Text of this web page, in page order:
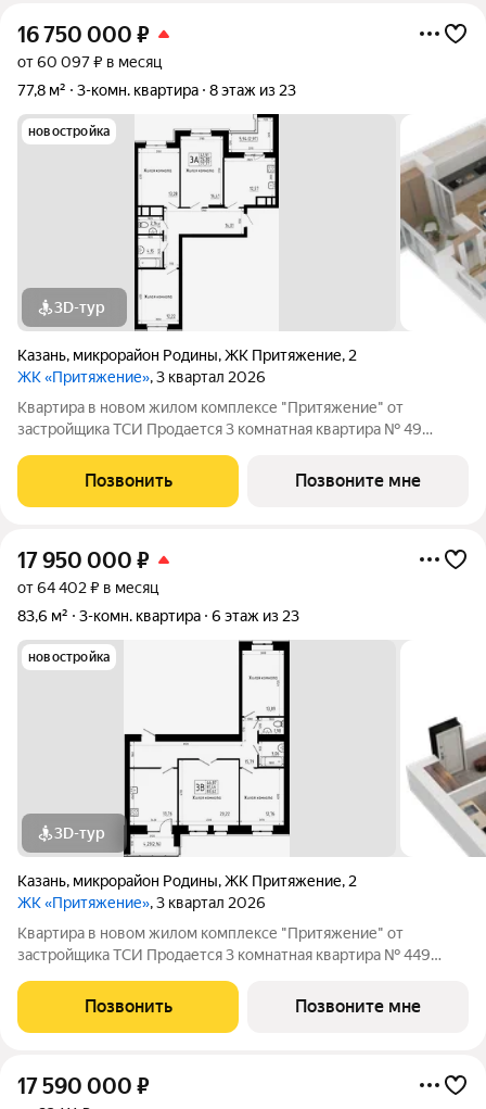
16 750 000 ₽
от 60 097 ₽ в месяц
77,8 м²
3-комн. квартира 8 этаж из 23
новостройка
3D-тур
Казань, микрорайон Родины,ЖК Притяжение, 2
ЖК «Притяжение», 3 квартал 2026
Квартира в новом жилом комплексе "Притяжение" от
застройщика ТСИ Продается 3 комнатная квартира № 49
дома. О КОМПЛЕКСЕ ЖК «Притяжение» это комфорт и
эстетика в каждом метре. Четыре дома
Позвонить Позвоните мне
17 950 000 ₽
от 64 402 ₽ в месяц
83,6 м²
3-комн. квартира 6 этаж из 23
новостройка
3D-тур
Казань, микрорайон Родины,ЖК Притяжение, 2
ЖК «Притяжение», 3 квартал 2026
Квартира в новом жилом комплексе "Притяжение" от
застройщика ТСИ Продается 3 комнатная квартира № 449
дома. О КОМПЛЕКСЕ ЖК «Притяжение» это комфорт и
эстетика в каждом метре. Четыре дома
Позвонить Позвоните мне
17 590 000 ₽